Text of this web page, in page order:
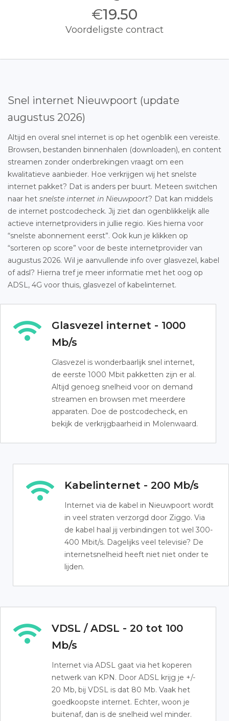
€19.50
Voordeligste contract
Snel internet Nieuwpoort (update
augustus 2026)
Altijd en overal snel internet is op het ogenblik een vereiste.
Browsen, bestanden binnenhalen (downloaden), en content
streamen zonder onderbrekingen vraagt om een
kwalitatieve aanbieder. Hoe verkrijgen wij het snelste
internet pakket? Dat is anders per buurt. Meteen switchen
naar het snelste internet in Nieuwpoort? Dat kan middels
de internet postcodecheck. Jij ziet dan ogenblikkelijk alle
actieve internetproviders in jullie regio. Kies hierna voor
“snelste abonnement eerst”. Ook kun je klikken op
“sorteren op score” voor de beste internetprovider van
augustus 2026. Wil je aanvullende info over glasvezel, kabel
of adsl? Hierna tref je meer informatie met het oog op
ADSL, 4G voor thuis, glasvezel of kabelinternet.
Glasvezel internet - 1000
Mb/s
Glasvezel is wonderbaarlijk snel internet,
de eerste 1000 Mbit pakketten zijn er al.
Altijd genoeg snelheid voor on demand
streamen en browsen met meerdere
apparaten. Doe de postcodecheck, en
bekijk de verkrijgbaarheid in Molenwaard.
Kabelinternet - 200 Mb/s
Internet via de kabel in Nieuwpoort wordt
in veel straten verzorgd door Ziggo. Via
de kabel haal jij verbindingen tot wel 300-
400 Mbit/s. Dagelijks veel televisie? De
internetsnelheid heeft niet niet onder te
lijden.
VDSL / ADSL - 20 tot 100
Mb/s
Internet via ADSL gaat via het koperen
netwerk van KPN. Door ADSL krijg je +/-
20 Mb, bij VDSL is dat 80 Mb. Vaak het
goedkoopste internet. Echter, woon je
buitenaf, dan is de snelheid wel minder.